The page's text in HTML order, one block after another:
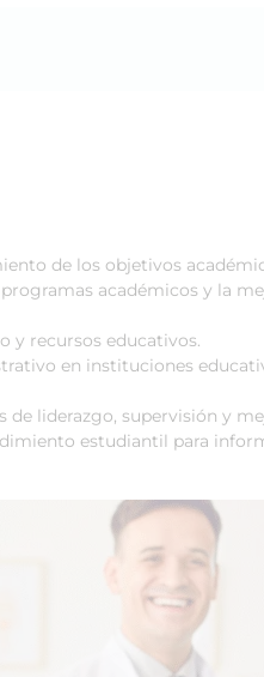
de los objetivos
académicos y la
y recursos educativos.
en instituciones
liderazgo, supervisión y
estudiantil para